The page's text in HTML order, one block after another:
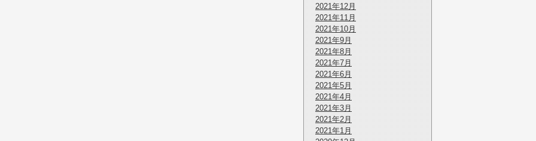
2021年12月
2021年11月
2021年10月
2021年9月
2021年8月
2021年7月
2021年6月
2021年5月
2021年4月
2021年3月
2021年2月
2021年1月